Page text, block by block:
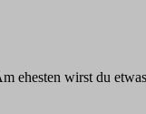
ehesten wirst du